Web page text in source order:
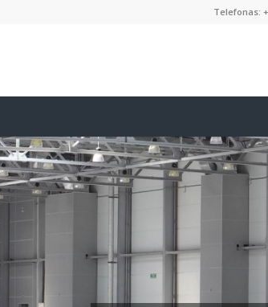
Telefonas: